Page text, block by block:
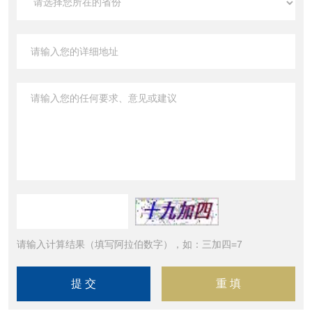
请输入计算结果（填写阿拉伯数字），如：三加四=7